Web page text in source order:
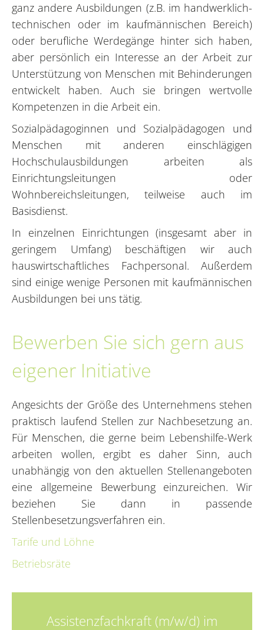
ganz andere Ausbildungen (z.B. im handwerklich-
technischen oder im kaufmännischen Bereich)
oder berufliche Werdegänge hinter sich haben,
aber persönlich ein Interesse an der Arbeit zur
Unterstützung von Menschen mit Behinderungen
entwickelt haben. Auch sie bringen wertvolle
Kompetenzen in die Arbeit ein.
Sozialpädagoginnen und Sozialpädagogen und
Menschen mit anderen einschlägigen
Hochschulausbildungen arbeiten als
Einrichtungsleitungen oder
Wohnbereichsleitungen, teilweise auch im
Basisdienst.
In einzelnen Einrichtungen (insgesamt aber in
geringem Umfang) beschäftigen wir auch
hauswirtschaftliches Fachpersonal. Außerdem
sind einige wenige Personen mit kaufmännischen
Ausbildungen bei uns tätig.
Bewerben Sie sich gern aus
eigener Initiative
Angesichts der Größe des Unternehmens stehen
praktisch laufend Stellen zur Nachbesetzung an.
Für Menschen, die gerne beim Lebenshilfe-Werk
arbeiten wollen, ergibt es daher Sinn, auch
unabhängig von den aktuellen Stellenangeboten
eine allgemeine Bewerbung einzureichen. Wir
beziehen Sie dann in passende
Stellenbesetzungsverfahren ein.
Tarife und Löhne
Betriebsräte
Assistenzfachkraft (m/w/d) im